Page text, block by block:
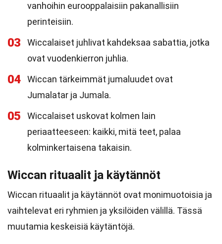
vanhoihin eurooppalaisiin pakanallisiin
perinteisiin.
03
Wiccalaiset juhlivat kahdeksaa sabattia, jotka
ovat vuodenkierron juhlia.
04
Wiccan tärkeimmät jumaluudet ovat
Jumalatar ja Jumala.
05
Wiccalaiset uskovat kolmen lain
periaatteeseen: kaikki, mitä teet, palaa
kolminkertaisena takaisin.
Wiccan rituaalit ja käytännöt
Wiccan rituaalit ja käytännöt ovat monimuotoisia ja
vaihtelevat eri ryhmien ja yksilöiden välillä. Tässä
muutamia keskeisiä käytäntöjä.